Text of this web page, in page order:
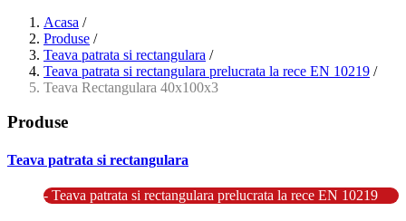
Acasa /
Produse /
Teava patrata si rectangulara /
Teava patrata si rectangulara prelucrata la rece EN 10219 /
Teava Rectangulara 40x100x3
Produse
Teava patrata si rectangulara
- Teava patrata si rectangulara prelucrata la rece EN 10219